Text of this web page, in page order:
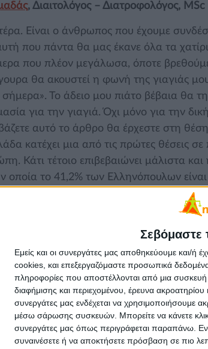
Σεβόμαστε
Εμείς και οι συνεργάτες μας αποθηκεύουμε και/
cookies, και επεξεργαζόμαστε προσωπικά
πληροφορίες που αποστέλλονται από μια συσκευή
διαφήμισης και περιεχομένου, έρευνα
συνεργάτες μας ενδέχεται να χρησιμοποιήσουμε
μέσω σάρωσης συσκευών. Μπορείτε να κάνετε
συνεργάτες μας όπως περιγράφεται παραπάνω.
συναινέσετε ή να αποκτήσετε πρόσβαση σε πιο
, Διαιτολόγος – Διατροφολόγος, MSc
Είναι ο άνθρωπος που έχουμε
που πάντα θα μας έκανε όλα τα
που πλέον μεγάλωσα, όποτε
θα ακουστεί η φωνή της γιαγιάς
σήμερα». Το άδειο μου πιάτο βέβαια θα
για την γιαγιά. Όχι μόνο για την
αυτό το άρθρο θα έρχεστε στη
κατέχει μια από τις πρώτες θέσεις σε
Κάτι τέτοιο επιβεβαιώνει μάλιστα
οποία το 41,2% των Ελληνόπουλων
το 29,9% των αγοριών και το 29,2% των
παχύσαρκων αγοριών και κοριτσιών
είναι ότι 4 στα 10 παιδιά που
αναγνωρίζεται ως πρόβλημα από τους
τα ποσοστά παχυσαρκίας
ένας από τους κύριους παράγοντες
στην εμφάνιση της παιδικής
την γνώση να αναγνωρίσουν το